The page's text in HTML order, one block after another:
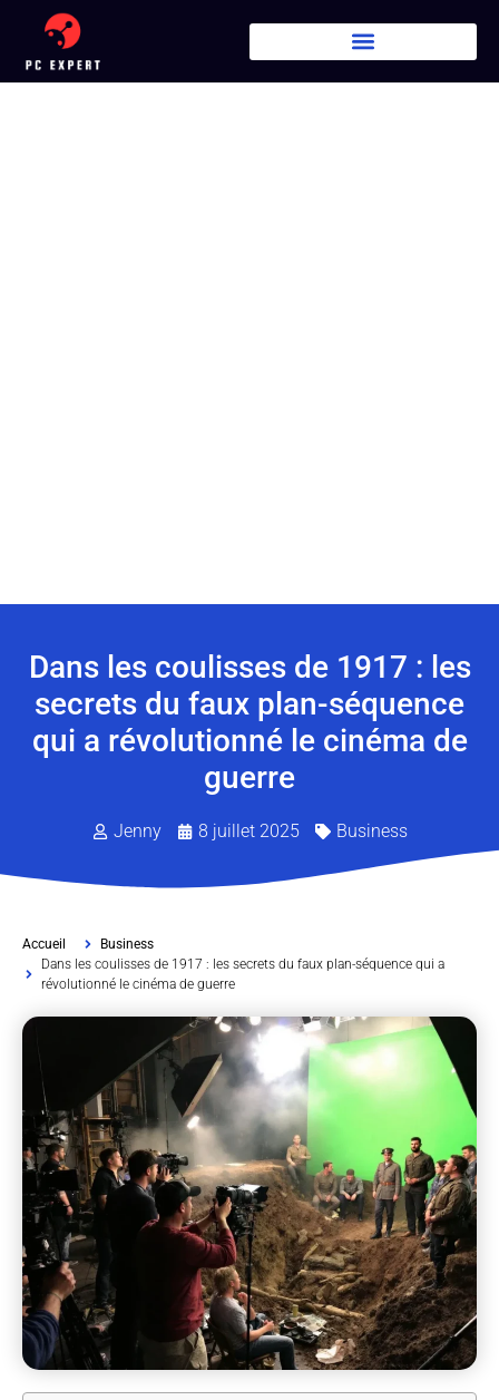
Dans les coulisses de 1917 : les
secrets du faux plan-séquence
qui a révolutionné le cinéma de
guerre
Jenny 8 juillet 2025 Business
Accueil
Business
Dans les coulisses de 1917 : les secrets du faux plan-séquence qui a
révolutionné le cinéma de guerre